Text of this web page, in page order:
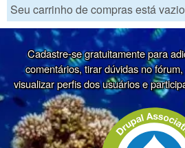
Seu carrinho de compras está
Cadastre-se gratuitamente para
comentários, tirar dúvidas no
visualizar perfis dos usuários e